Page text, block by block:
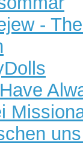
-